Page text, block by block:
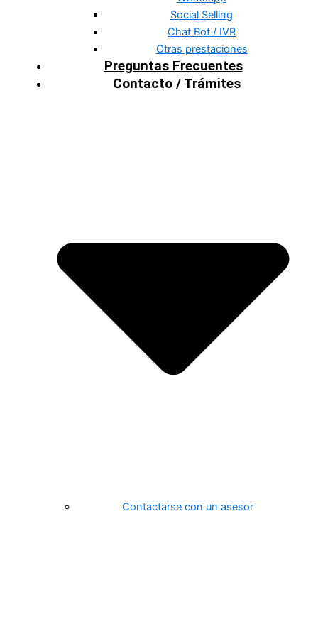
Social Selling
Chat Bot / IVR
Otras prestaciones
Preguntas Frecuentes
Contacto / Trámites
Contactarse con un asesor